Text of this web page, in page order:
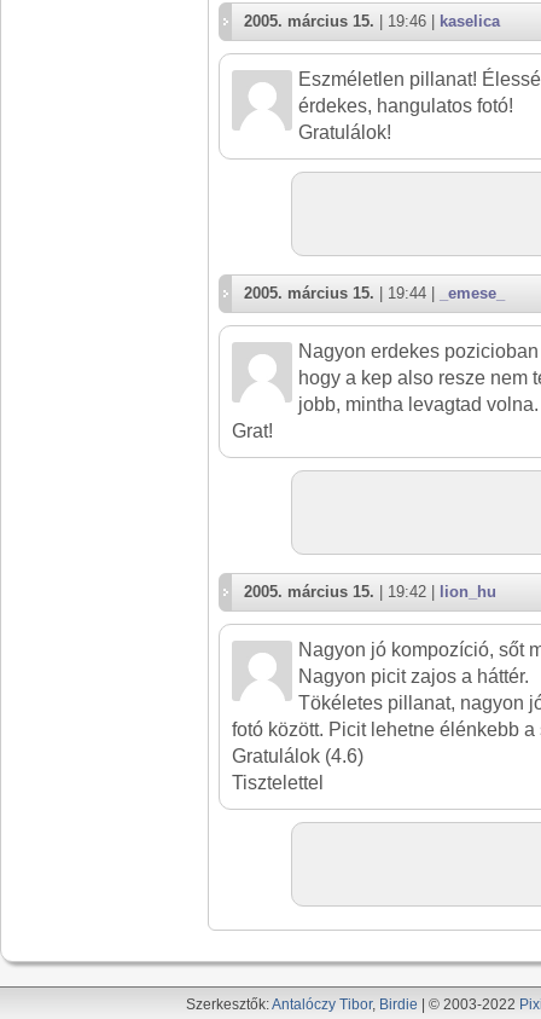
2005. március 15. | 19:46 | kaselica
Eszméletlen pillanat!
érdekes, hangulatos fotó!
Gratulálok!
2005. március 15. | 19:44 | _emese_
Nagyon erdekes
hogy a kep also resze nem
jobb, mintha levagtad volna.
Grat!
2005. március 15. | 19:42 | lion_hu
Nagyon jó kompozíció, sőt
Nagyon picit zajos a háttér.
Tökéletes pillanat, nagyon
fotó között. Picit lehetne élénkebb a
Gratulálok (4.6)
Tisztelettel
Szerkesztők:Antalóczy Tibor, Birdie | © 2003-2022